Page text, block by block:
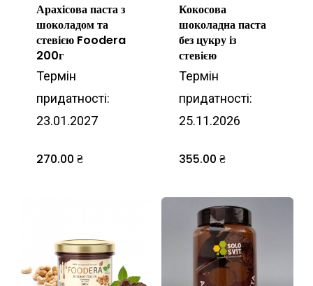
Арахісова паста з
шоколадом та
стевією Foodera
200г
Термін
придатності:
23.01.2027
270.00 ₴
Кокосова
шоколадна паста
без цукру із
стевією
Термін
придатності:
25.11.2026
355.00₴